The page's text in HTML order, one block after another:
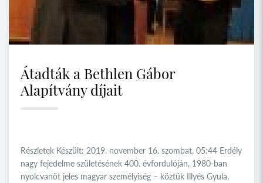
Átadták a Bethlen Gábor
Alapítvány díjait
Részletek Készült: 2019. november 16. szombat, 05:44 Erdély
nagy fejedelme születésének 400. évfordulóján, 1980-ban
nyolcvanöt jeles magyar személyiség – köztük Illyés Gyula,